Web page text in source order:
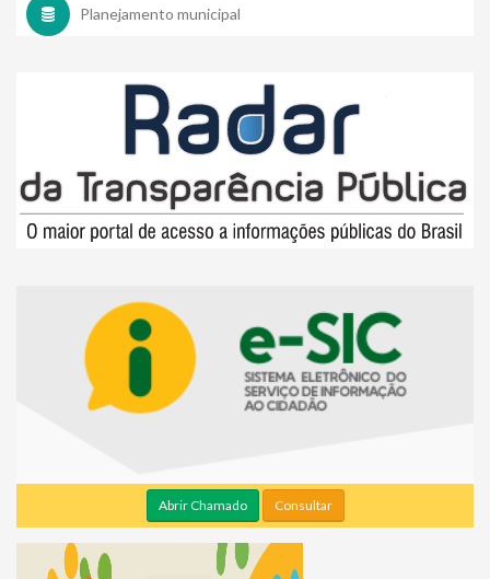
Planejamento municipal
Abrir Chamado Consultar